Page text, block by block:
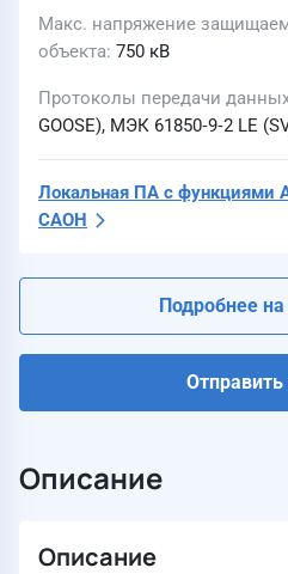
Макс. напряжение
объекта 750 кВ
Протоколы передачи
GOOSE), МЭК 61850‑9‑2 LE
Локальная ПА с
САОН
Подробнее
Отправить
Описание
Описание